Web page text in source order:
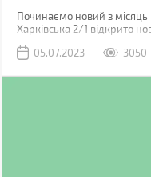
Починаємо новий з місяць
Харківська 2/1 відкрито
гаджетів.
05.07.2023 3050